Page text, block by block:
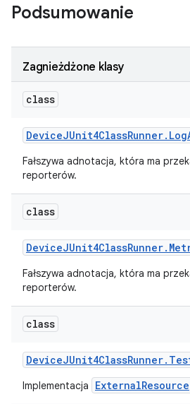
Podsumowanie
Zagnieżdżone klasy
class
DeviceJUnit4ClassRunner. Log
Fałszywa adnotacja, która ma
reporterów.
class
DeviceJUnit4ClassRunner.
Fałszywa adnotacja, która ma
reporterów.
class
DeviceJUnit4ClassRunner.
Implementacja ExternalResource